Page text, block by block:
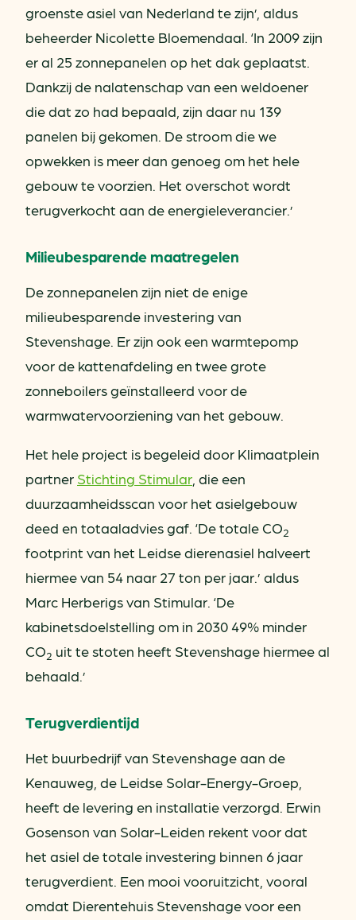
groenste asiel van Nederland te zijn’, aldus
beheerder Nicolette Bloemendaal. ‘In 2009 zijn
er al 25 zonnepanelen op het dak geplaatst.
Dankzij de nalatenschap van een weldoener
die dat zo had bepaald, zijn daar nu 139
panelen bij gekomen. De stroom die we
opwekken is meer dan genoeg om het hele
gebouw te voorzien. Het overschot wordt
terugverkocht aan de energieleverancier.’
Milieubesparende maatregelen
De zonnepanelen zijn niet de enige
milieubesparende investering van
Stevenshage. Er zijn ook een warmtepomp
voor de kattenafdeling en twee grote
zonneboilers geïnstalleerd voor de
warmwatervoorziening van het gebouw.
Het hele project is begeleid door Klimaatplein
partner Stichting Stimular , die een
duurzaamheidsscan voor het asielgebouw
deed en totaaladvies gaf. ‘De totale CO2
footprint van het Leidse dierenasiel halveert
hiermee van 54 naar 27 ton per jaar.’ aldus
Marc Herberigs van Stimular. ‘De
kabinetsdoelstelling om in 2030 49% minder
CO2 uit te stoten heeft Stevenshage hiermee al
behaald.’
Terugverdientijd
Het buurbedrijf van Stevenshage aan de
Kenauweg, de Leidse Solar-Energy-Groep,
heeft de levering en installatie verzorgd. Erwin
Gosenson van Solar-Leiden rekent voor dat
het asiel de totale investering binnen 6 jaar
terugverdient. Een mooi vooruitzicht, vooral
omdat Dierentehuis Stevenshage voor een